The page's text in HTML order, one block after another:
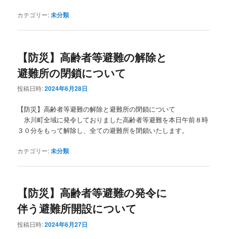
カテゴリー:未分類
【防災】高齢者等避難の解除と
避難所の閉鎖について
投稿日時:2024年6月28日
【防災】高齢者等避難の解除と避難所の閉鎖について
氷川町全域に発令しておりました高齢者等避難を本日午前８時
３０分をもって解除し、全ての避難所を閉鎖いたします。
カテゴリー:未分類
【防災】高齢者等避難の発令に
伴う避難所開設について
投稿日時:2024年6月27日